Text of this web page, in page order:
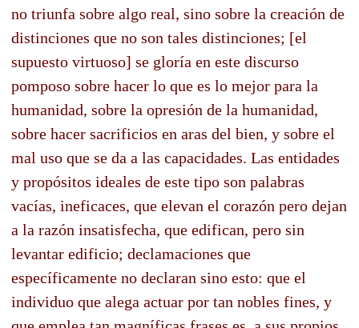
no triunfa sobre algo real, sino sobre la creación de
distinciones que no son tales distinciones; [el
supuesto virtuoso] se gloría en este discurso
pomposo sobre hacer lo que es lo mejor para la
humanidad, sobre la opresión de la humanidad,
sobre hacer sacrificios en aras del bien, y sobre el
mal uso que se da a las capacidades. Las entidades
y propósitos ideales de este tipo son palabras
vacías, ineficaces, que elevan el corazón pero dejan
a la razón insatisfecha, que edifican, pero sin
levantar edificio; declamaciones que
específicamente no declaran sino esto: que el
individuo que alega actuar por tan nobles fines, y